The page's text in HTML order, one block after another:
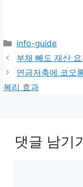
카
테
리
info-guide
부채 빼도 재산
연금저축에 코오
복리 효과
댓글 남기